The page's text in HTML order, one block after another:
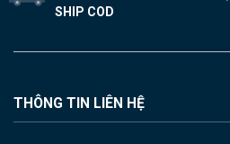
SHIP COD
THÔNG TIN LIÊN HỆ